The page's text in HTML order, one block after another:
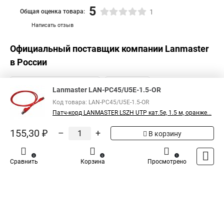
Написать отзыв
Общая оценка товара: 5 1
Официальный поставщик компании Lanmaster
в России
Lanmaster LAN-PC45/U5E-1.5-OR
Код товара: LAN-PC45/U5E-1.5-OR
Патч-корд LANMASTER LSZH UTP кат.5e, 1.5 м, оранже...
155,30 ₽ – + В корзину
Сравнить
0
Корзина
0
Просмотрено
1